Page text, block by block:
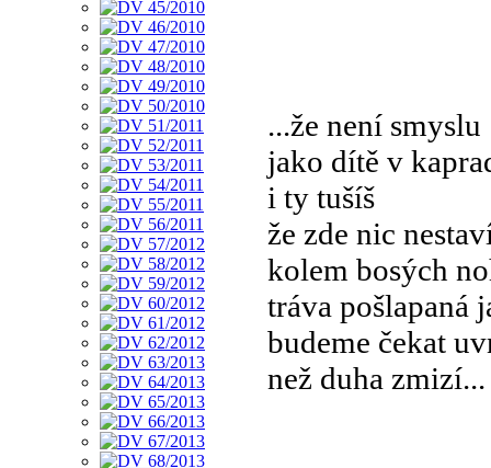
...že není smyslu
jako dítě v
i ty tušíš
že zde nic
kolem bosých
tráva pošlapaná
budeme čekat
než duha zmizí...